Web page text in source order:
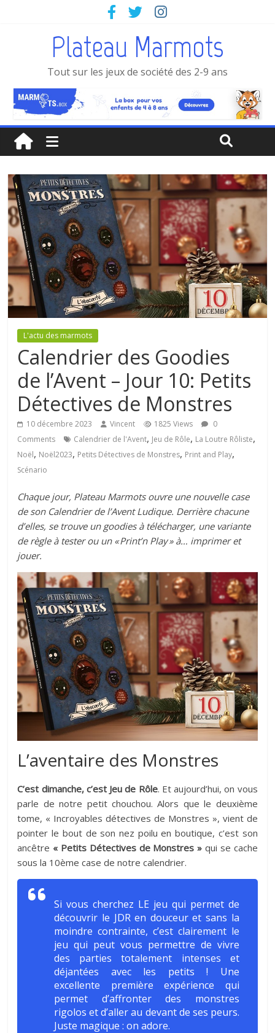
Plateau Marmots
Tout sur les jeux de société des 2-9 ans
L'actu des marmots
Calendrier des Goodies
de l’Avent – Jour 10: Petits
Détectives de Monstres
10 décembre 2023 Vincent 1825 Views
0
Comments
Calendrier de l'Avent, Jeu de Rôle, La Loutre Rôliste,
Noël, Noël2023, Petits Détectives de Monstres, Print and Play,
Scénario
Chaque jour, Plateau Marmots ouvre une nouvelle case
de son Calendrier de l’Avent Ludique. Derrière chacune
d’elles, se trouve un goodies à télécharger, une variante
de règle à tester ou un « Print’n Play » à… imprimer et
jouer.
L’aventaire des Monstres
C’est dimanche, c’est Jeu de Rôle. Et aujourd’hui, on vous
parle de notre petit chouchou. Alors que le deuxième
tome, « Incroyables détectives de Monstres », vient de
pointer le bout de son nez poilu en boutique, c’est son
ancêtre « Petits Détectives de Monstres » qui se cache
sous la 10ème case de notre calendrier.
Si vous cherchez LE jeu qui permet de
découvrir le JDR en douceur et sans la
moindre contrainte, c’est clairement le
jeu qui peut vous permettre de vivre
des parties totalement intenses et
déjantées avec les petits ! Une
excellente première expérience qui
permet d’affronter des monstres
rigolos et d’aller au devant de ses peurs.
Juste magique : on adore.